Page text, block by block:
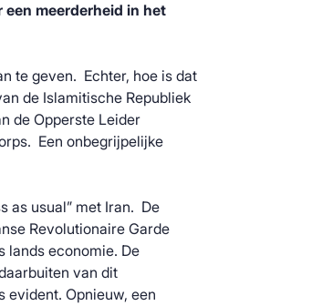
meerderheid in het
te geven. Echter, hoe is dat
de Islamitische Republiek
de Opperste Leider
Een onbegrijpelijke
as usual” met Iran. De
Revolutionaire Garde
lands economie. De
van dit
evident. Opnieuw, een